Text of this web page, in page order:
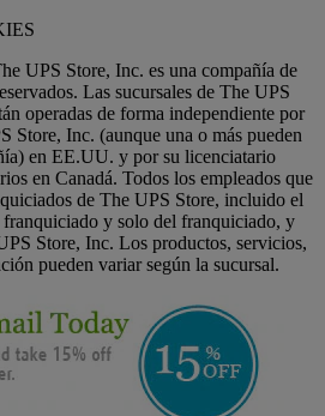
UPS Store, Inc. es una compañía de
Las sucursales de The UPS
operadas de forma independiente por
Store, Inc. (aunque una o más pueden
en EE.UU. y por su licenciatario
en Canadá. Todos los empleados que
de The UPS Store, incluido el
y solo del franquiciado, y
Store, Inc. Los productos, servicios,
pueden variar según la sucursal.